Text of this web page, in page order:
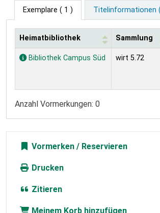
Exemplare ( 1 ) Titelinformationen
Exemplare
Heimatbibliothek Sammlung
Bibliothek Campus Süd wirt 5.72
Anzahl Vormerkungen: 0
Vormerken
Drucken
Zitieren
Meinem Korb hinzufügen